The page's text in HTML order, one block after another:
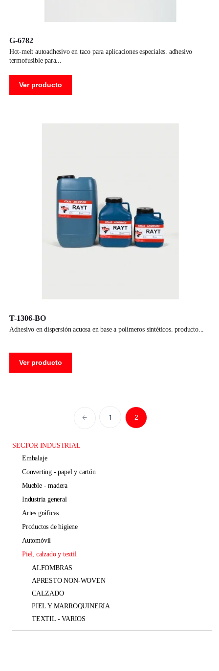
G-6782
hot-melt autoadhesivo en taco para aplicaciones especiales. adhesivo
termofusible para
Ver producto
T-1306-BO
adhesivo en dispersión acuosa en base a polímeros sintéticos. producto
Ver producto
1 2
SECTOR INDUSTRIAL
embalaje
converting - papel y cartón
mueble - madera
industria general
artes gráficas
productos de higiene
automóvil
piel, calzado y textil
ALFOMBRAS
APRESTO NON-WOVEN
CALZADO
PIEL Y MARROQUINERIA
TEXTIL - VARIOS